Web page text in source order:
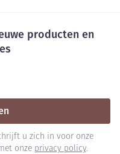
producten en
u zich in voor onze
onze privacy policy.